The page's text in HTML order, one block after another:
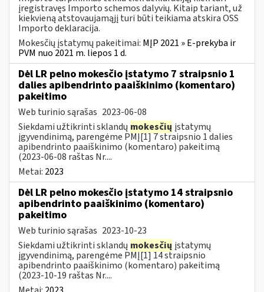
įregistravęs Importo schemos dalyvių. Kitaip tariant, už
kiekvieną atstovaujamąjį turi būti teikiama atskira OSS
Importo deklaracija.
Mokesčių įstatymų pakeitimai: MĮP 2021 » E-prekyba ir
PVM nuo 2021 m. liepos 1 d.
Dėl LR pelno mokesčio įstatymo 7 straipsnio 1
dalies apibendrinto paaiškinimo (komentaro)
pakeitimo
Web turinio sąrašas 2023-06-08
Siekdami užtikrinti sklandų mokesčių įstatymų
įgyvendinimą, parengėme PMĮ[1] 7 straipsnio 1 dalies
apibendrinto paaiškinimo (komentaro) pakeitimą
(2023-06-08 raštas Nr....
Metai: 2023
Dėl LR pelno mokesčio įstatymo 14 straipsnio
apibendrinto paaiškinimo (komentaro)
pakeitimo
Web turinio sąrašas 2023-10-23
Siekdami užtikrinti sklandų mokesčių įstatymų
įgyvendinimą, parengėme PMĮ[1] 14 straipsnio
apibendrinto paaiškinimo (komentaro) pakeitimą
(2023-10-19 raštas Nr....